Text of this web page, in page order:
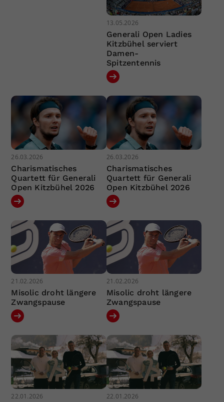
13.05.2026
Generali Open Ladies
Kitzbühel serviert
Damen-
Spitzentennis
26.03.2026
Charismatisches
Quartett für Generali
Open Kitzbühel 2026
26.03.2026
Charismatisches
Quartett für Generali
Open Kitzbühel 2026
21.02.2026
Misolic droht längere
Zwangspause
21.02.2026
Misolic droht längere
Zwangspause
22.01.2026 22.01.2026